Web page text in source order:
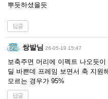
뿌듯하셨을듯
답글
쌍발님 26-05-19 15:47
보축주면 머리에 이펙트 나오듯
딜 바쁜데 프레임 보면서 축 지원
모르는 경우가 95%
답글